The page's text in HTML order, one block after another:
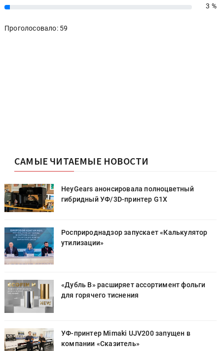
3% 3 %
Проголосовало: 59
САМЫЕ ЧИТАЕМЫЕ НОВОСТИ
HeyGears анонсировала полноцветный
гибридный УФ/3D-принтер G1X
Росприроднадзор запускает «Калькулятор
утилизации»
«Дубль В» расширяет ассортимент фольги
для горячего тиснения
УФ-принтер Mimaki UJV200 запущен в
компании «Сказитель»